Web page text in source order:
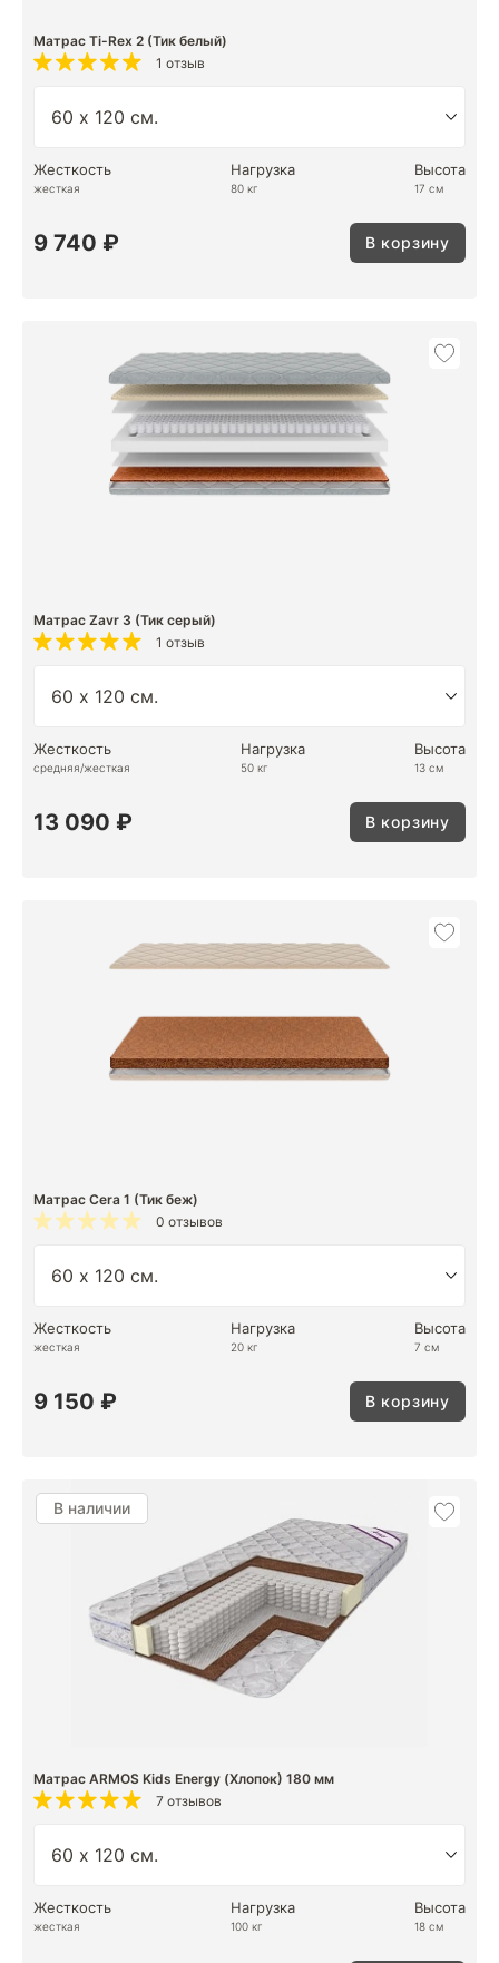
Матрас Ti-Rex 2 (Тик белый)
1 отзыв
Жесткость
жесткая
Нагрузка
80 кг
Высота
17 см
9 740 ₽ В корзину
Матрас Zavr 3 (Тик серый)
1 отзыв
Жесткость
средняя/жесткая
Нагрузка
50 кг
Высота
13 см
13 090 ₽ В корзину
Матрас Cera 1 (Тик беж)
0 отзывов
Жесткость
жесткая
Нагрузка
20 кг
Высота
7 см
9 150 ₽ В корзину
В наличии
Матрас ARMOS Kids Energy (Хлопок) 180 мм
7 отзывов
Жесткость
жесткая
Нагрузка
100 кг
Высота
18 см